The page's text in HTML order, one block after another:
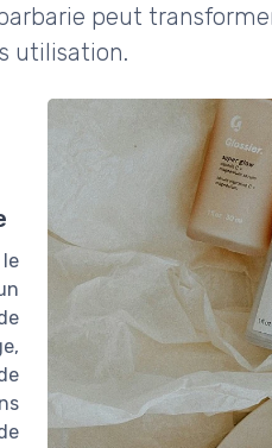
peut
utilisation.